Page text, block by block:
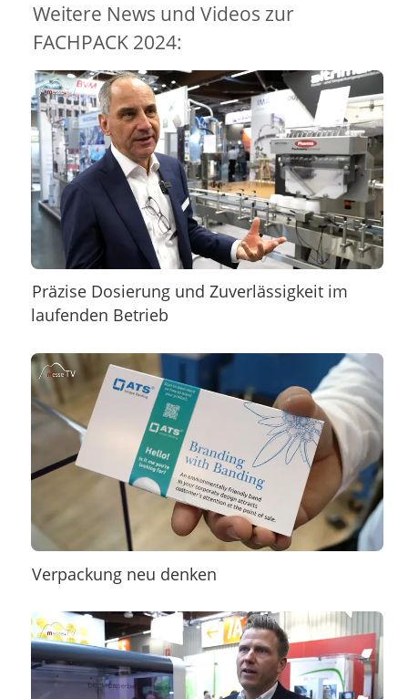
Weitere News und Videos zur
FACHPACK 2024:
Präzise Dosierung und Zuverlässigkeit im
laufenden Betrieb
Verpackung neu denken